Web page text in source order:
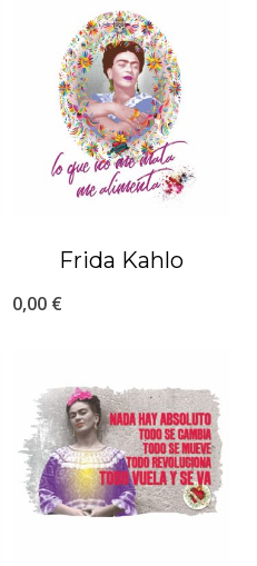
Frida Kahlo
0,00 €